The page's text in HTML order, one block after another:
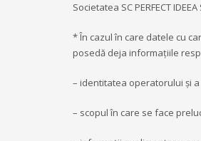
Societatea SC PERFECT
* În cazul în care datele cu
posedă deja informațiile
– identitatea operatorului și
– scopul în care se face